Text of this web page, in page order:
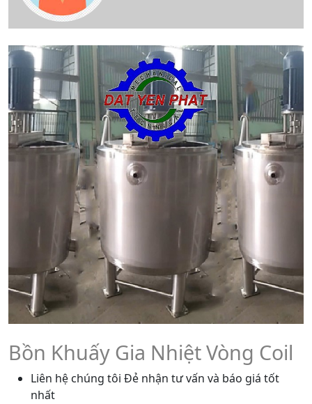
Bồn Khuấy Gia Nhiệt Vòng Coil
Liên hệ chúng tôi Đẻ nhận tư vấn và báo giá tốt
nhất